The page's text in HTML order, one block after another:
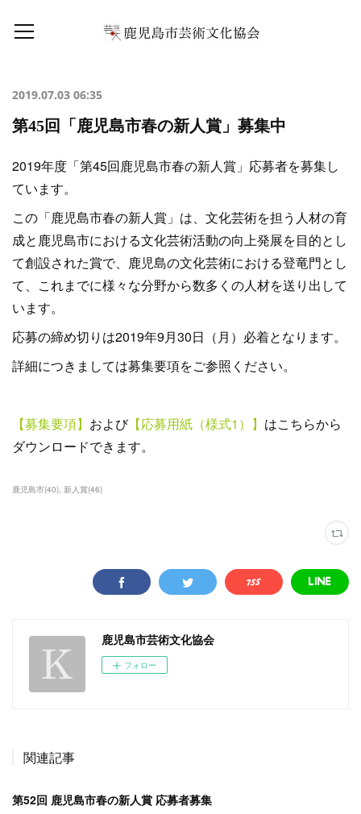
2019.07.03 06:35
第45回「鹿児島市春の新人賞」募集中
2019年度「第45回鹿児島市春の新人賞」応募者を募集し
ています。
この「鹿児島市春の新人賞」は、文化芸術を担う人材の育
成と鹿児島市における文化芸術活動の向上発展を目的とし
て創設された賞で、鹿児島の文化芸術における登竜門とし
て、これまでに様々な分野から数多くの人材を送り出して
います。
応募の締め切りは2019年9月30日（月）必着となります。
詳細につきましては募集要項をご参照ください。
【募集要項】 および【応募用紙（様式1）】 はこちらから
ダウンロードできます。
鹿児島市(40) 新人賞(46)
鹿児島市芸術文化協会
フォロー
関連記事
第52回 鹿児島市春の新人賞 応募者募集